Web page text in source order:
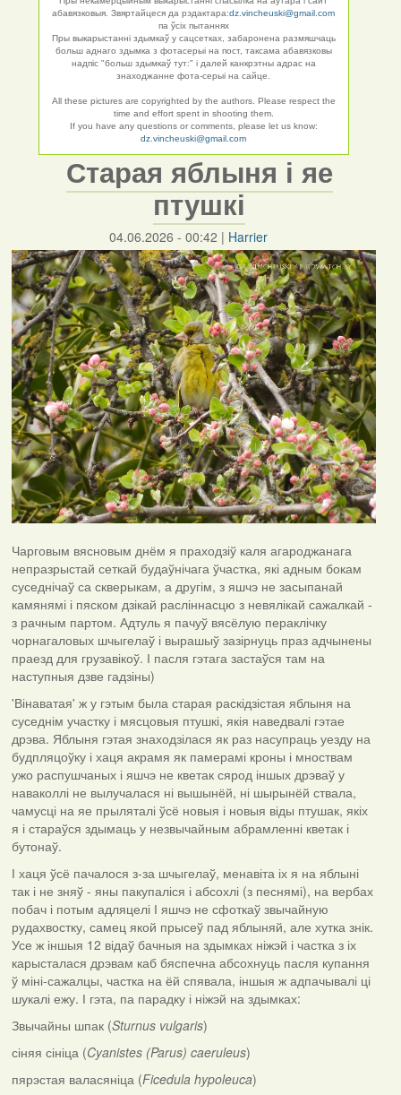
абавязковыя. Звяртайцеся да рэдактара:dz.vincheuski@gmail.com
па ўсіх пытаннях
Пры выкарыстанні здымкаў у сацсетках, забаронена размяшчаць
больш аднаго здымка з фотасерыі на пост, таксама абавязковы
надпіс "больш здымкаў тут:" і далей канкрэтны адрас на
знаходжанне фота-серыі на сайце.
All these pictures are copyrighted by the authors. Please respect the
time and effort spent in shooting them.
If you have any questions or comments, please let us know:
dz.vincheuski@gmail.com
Старая яблыня і яе
птушкі
04.06.2026 - 00:42 | Harrier
Чарговым вясновым днём я праходзіў каля агароджанага
непразрыстай сеткай будаўнічага ўчастка, які адным бокам
суседнічаў са скверыкам, а другім, з яшчэ не засыпанай
камянямі і пяском дзікай расліннасцю з невялікай сажалкай -
з рачным партом. Адтуль я пачуў вясёлую пераклічку
чорнагаловых шчыгелаў і вырашыў зазірнуць праз адчынены
праезд для грузавікоў. І пасля гэтага застаўся там на
наступныя дзве гадзіны)
'Вінаватая' ж у гэтым была старая раскідзістая яблыня на
суседнім участку і мясцовыя птушкі, якія наведвалі гэтае
дрэва. Яблыня гэтая знаходзілася як раз насупраць уезду на
будпляцоўку і хаця акрамя як памерамі кроны і мноствам
ужо распушчаных і яшчэ не кветак сярод іншых дрэваў у
наваколлі не вылучалася ні вышынёй, ні шырынёй ствала,
чамусці на яе прыляталі ўсё новыя і новыя віды птушак, якіх
я і стараўся здымаць у незвычайным абрамленні кветак і
бутонаў.
І хаця ўсё пачалося з-за шчыгелаў, менавіта іх я на яблыні
так і не зняў - яны пакупаліся і абсохлі (з песнямі), на вербах
побач і потым адляцелі І яшчэ не сфоткаў звычайную
рудахвостку, самец якой прысеў пад яблыняй, але хутка знік.
Усе ж іншыя 12 відаў бачныя на здымках ніжэй і частка з іх
карысталася дрэвам каб бяспечна абсохнуць пасля купання
ў міні-сажалцы, частка на ёй спявала, іншыя ж адпачывалі ці
шукалі ежу. І гэта, па парадку і ніжэй на здымках:
Звычайны шпак (Sturnus vulgaris)
сіняя сініца (Cyanistes (Parus) caeruleus)
пярэстая валасяніца (Ficedula hypoleuca)